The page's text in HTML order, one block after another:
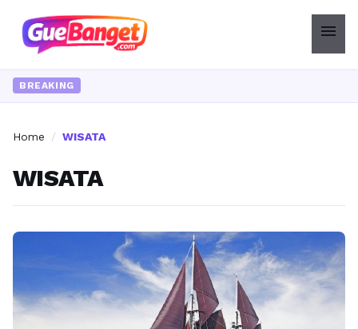
menu
BREAKING
Home / WISATA
WISATA